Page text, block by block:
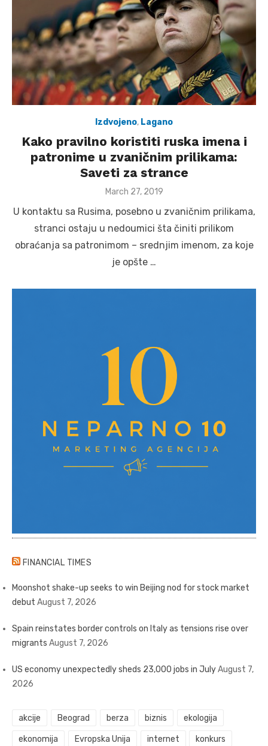
Izdvojeno, Lagano
Kako pravilno koristiti ruska imena i
patronime u zvaničnim prilikama:
Saveti za strance
Posted
March 27, 2019
U kontaktu sa Rusima, posebno u zvaničnim prilikama,
stranci ostaju u nedoumici šta činiti prilikom
obraćanja sa patronimom – srednjim imenom, za koje
je opšte …
FINANCIAL TIMES
Moonshot shake-up seeks to win Beijing nod for stock market
debut August 7, 2026
Spain reinstates border controls on Italy as tensions rise over
migrants August 7, 2026
US economy unexpectedly sheds 23,000 jobs in JulyAugust 7,
2026
akcije Beograd berza biznis ekologija
ekonomija Evropska Unija internet konkurs